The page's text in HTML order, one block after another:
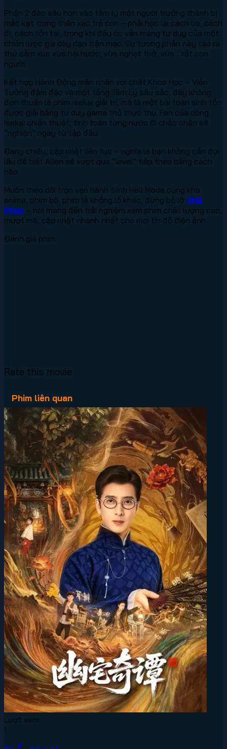
Phần 2 đào sâu hơn vào tâm lý một người trưởng thành bị
mắc kẹt trong thân xác trẻ con – phải học lại cách bò, cách
đi, cách tồn tại, trong khi đầu óc vẫn mang tư duy của một
chiến lược gia dày dạn trận mạc. Sự tương phản này tạo ra
thứ cảm xúc vừa hài hước, vừa nghẹt thở, vừa… rất con
người.
Kết hợp Hành Động mãn nhãn với chất Khoa Học – Viễn
Tưởng đậm đặc và một tầng Tâm Lý sâu sắc, đây không
đơn thuần là phim isekai giải trí, mà là một bài toán sinh tồn
được giải bằng tư duy game thủ thực thụ. Fan của dòng
isekai chiến thuật, tính toán từng nước đi chắc chắn sẽ
“nghiện” ngay từ tập đầu.
Đang chiếu, cập nhật liên tục – nghĩa là bạn không cần đợi
lâu để biết Allen sẽ vượt qua “level” tiếp theo bằng cách
nào.
Muốn theo dõi trọn vẹn hành trình Hell Mode cùng kho
anime, phim bộ, phim lẻ khổng lồ khác, đừng bỏ lỡ VN2
Phim – nơi mang đến trải nghiệm xem phim chất lượng cao,
mượt mà, cập nhật nhanh nhất cho mọi tín đồ điện ảnh.
Đánh giá phim
Rate this movie
Phim liên quan
Lượt xem:
1